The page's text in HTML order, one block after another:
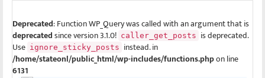
Deprecated: Function WP_Query was called with an argument that is
deprecatedsince version 3.1.0! caller_get_posts is deprecated.
Use ignore_sticky_posts instead. in
/home/stateonl/public_html/wp-includes/functions.phpon line
6131